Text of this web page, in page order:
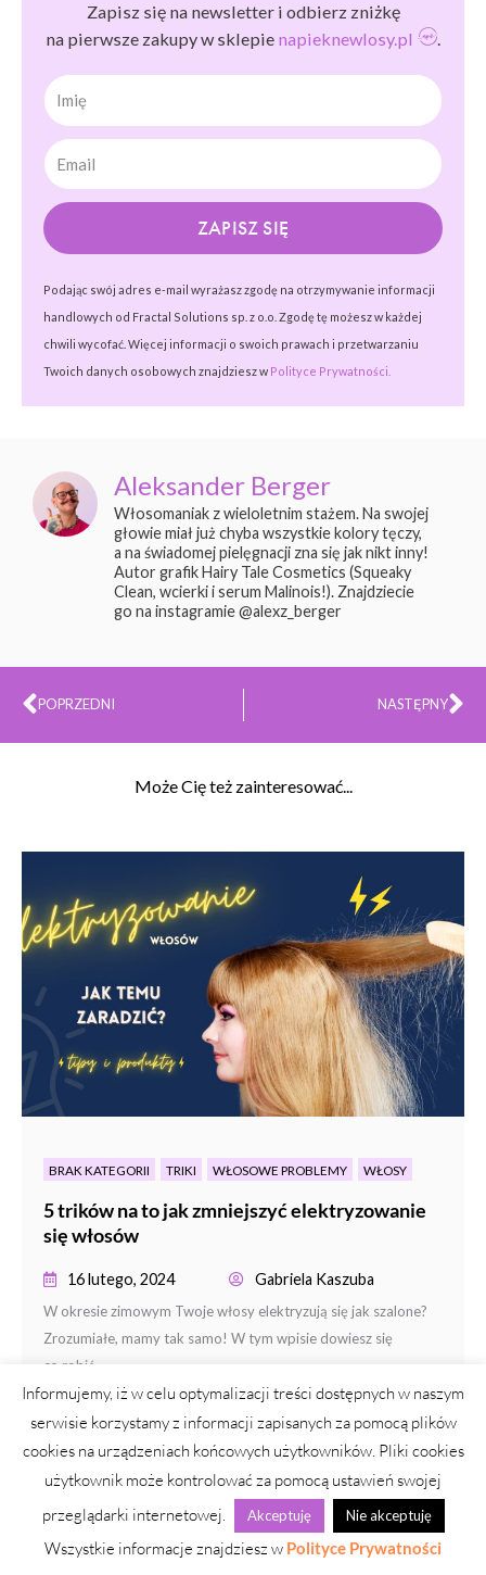
Zapisz się na newsletter i odbierz zniżkę
na pierwsze zakupy w sklepie napieknewlosy.pl .
Imię
ZAPISZ SIĘ
Podając swój adres e-mail wyrażasz zgodę na otrzymywanie informacji
handlowych od Fractal Solutions sp. z o.o. Zgodę tę możesz w każdej
chwili wycofać. Więcej informacji o swoich prawach i przetwarzaniu
Twoich danych osobowych znajdziesz w Polityce Prywatności.
Aleksander Berger
Włosomaniak z wieloletnim stażem. Na swojej
głowie miał już chyba wszystkie kolory tęczy,
a na świadomej pielęgnacji zna się jak nikt inny!
Autor grafik Hairy Tale Cosmetics (Squeaky
Clean, wcierki i serum Malinois!). Znajdziecie
go na instagramie @alexz_berger
Prev
POPRZEDNI NASTĘPNY
Może Cię też zainteresować...
BRAK KATEGORII TRIKI WŁOSOWE PROBLEMY WŁOSY
5 trików na to jak zmniejszyć elektryzowanie
się włosów
16 lutego, 2024 Gabriela Kaszuba
W okresie zimowym Twoje włosy elektryzują się jak szalone?
Zrozumiałe, mamy tak samo! W tym wpisie dowiesz się
co robić,...
CZYTAJ DALEJ
Informujemy, iż w celu optymalizacji treści dostępnych w naszym
serwisie korzystamy z informacji zapisanych za pomocą plików
cookies na urządzeniach końcowych użytkowników. Pliki cookies
użytkownik może kontrolować za pomocą ustawień swojej
przeglądarki internetowej.
Akceptuję Nie akceptuję
Wszystkie informacje znajdziesz w Polityce Prywatności